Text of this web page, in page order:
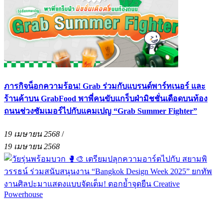
ภารกิจน็อกความร้อน! Grab ร่วมกับแบรนด์พาร์ทเนอร์ และ
ร้านค้าบน GrabFood พาพี่คนขับแกร็บฝ่ามิชชั่นเดือดบนท้อง
ถนนช่วงซัมเมอร์ไปกับแคมเปญ “Grab Summer Fighter”
19 เมษายน 2568 /
19 เมษายน 2568